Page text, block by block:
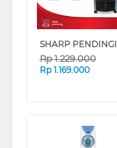
Rp1.229.000
Rp 1.169.000